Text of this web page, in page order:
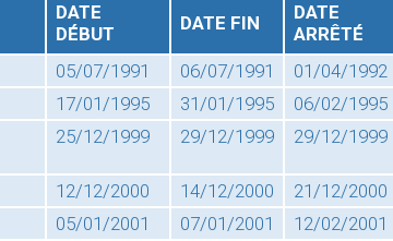
DATE
DÉBUT
DATE FIN
DATE
ARRÊTÉ
05/07/1991 06/07/1991 01/04/1992
17/01/1995 31/01/1995 06/02/1995
25/12/1999 29/12/1999 29/12/1999
12/12/2000 14/12/2000 21/12/2000
05/01/2001 07/01/2001 12/02/2001